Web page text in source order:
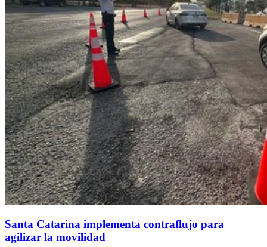
Santa Catarina implementa contraflujo para
agilizar la movilidad